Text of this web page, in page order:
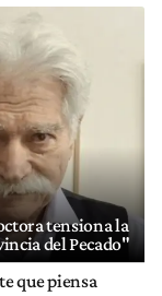
tensiona la
del Pecado"
que piensa